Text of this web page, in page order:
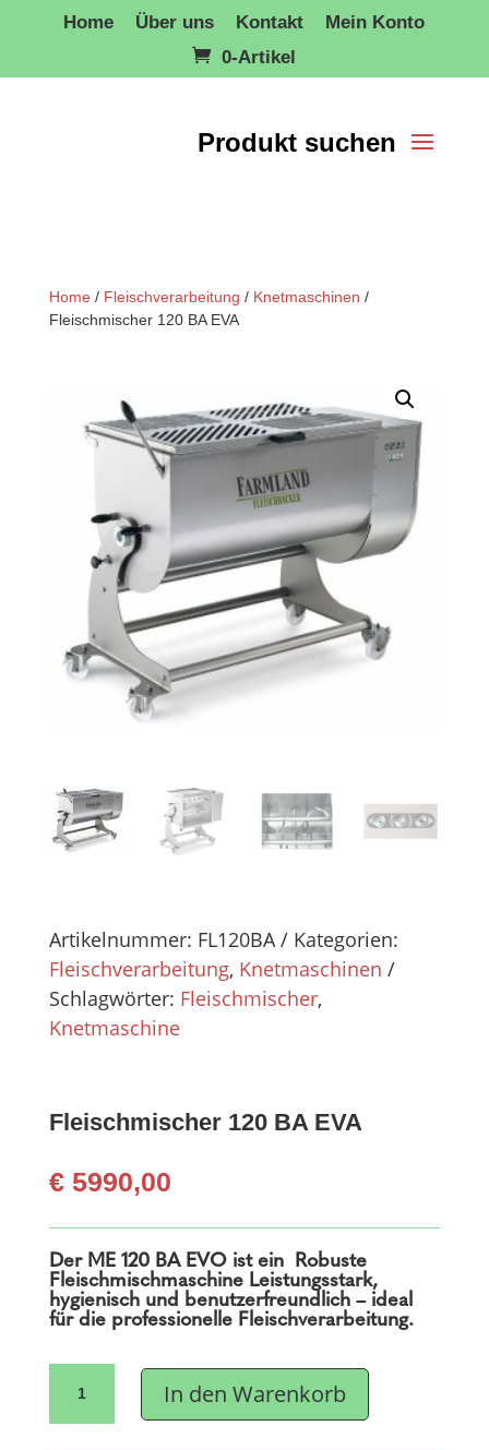
Home Über uns Kontakt
Mein Konto
0-Artikel
Home / Fleischverarbeitung / Knetmaschinen /
Fleischmischer 120 BA EVA
Artikelnummer: FL120BA
Kategorien:
Fleischverarbeitung, Knetmaschinen
Schlagwörter: Fleischmischer,
Knetmaschine
Fleischmischer 120 BA EVA
€5990,00
Der ME 120 BA EVO ist ein Robuste
Fleischmischmaschine Leistungsstark,
hygienisch und benutzerfreundlich – ideal
für die professionelle Fleischverarbeitung.
Fleischmischer
120
BA
In den Warenkorb